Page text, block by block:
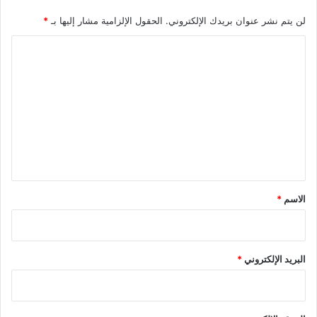
لن يتم نشر عنوان بريدك الإلكتروني. الحقول الإلزامية مشار إليها بـ *
*
الاسم *
البريد الإلكتروني*